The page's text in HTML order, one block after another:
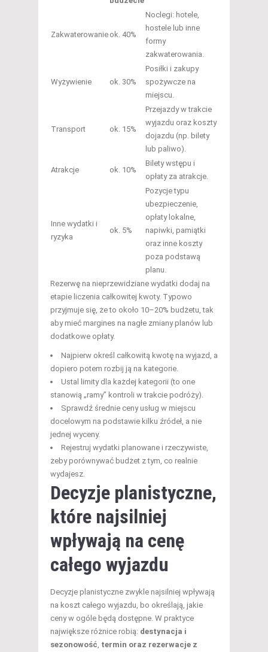
Zakwaterowanie ok. 40%
Noclegi: hotele,
hostele lub inne
formy
zakwaterowania.
Wyżywienie ok. 30%
Posiłki i zakupy
spożywcze na
miejscu.
Transport ok. 15%
Przejazdy w trakcie
wyjazdu oraz koszty
dojazdu (np. bilety
lub paliwo).
Atrakcje ok. 10%
Bilety wstępu i
opłaty za atrakcje.
Inne wydatki i
ryzyka
ok. 5%
Pozycje typu
ubezpieczenie,
opłaty lokalne,
napiwki, pamiątki
oraz inne koszty
poza podstawą
planu.
Rezerwę na nieprzewidziane wydatki dodaj na
etapie liczenia całkowitej kwoty. Typowo
przyjmuje się, że to około 10–20% budżetu, tak
aby mieć margines na nagłe zmiany planów lub
dodatkowe opłaty.
Najpierw określ całkowitą kwotę na wyjazd, a
dopiero potem rozbij ją na kategorie.
Ustal limity dla każdej kategorii (to one
stanowią „ramy” kontroli w trakcie podróży).
Sprawdź średnie ceny usług w miejscu
docelowym na podstawie kilku źródeł, a nie
jednej wyceny.
Rejestruj wydatki planowane i rzeczywiste,
żeby porównywać budżet z tym, co realnie
wydajesz.
Decyzje planistyczne,
które najsilniej
wpływają na cenę
całego wyjazdu
Decyzje planistyczne zwykle najsilniej wpływają
na koszt całego wyjazdu, bo określają, jakie
ceny w ogóle będą dostępne. W praktyce
największe różnice robią: destynacja i
sezonowość termin oraz rezerwacje z